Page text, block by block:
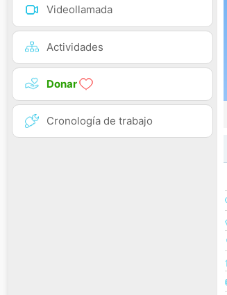
Videollamada
Actividades
Donar
Cronología de trabajo